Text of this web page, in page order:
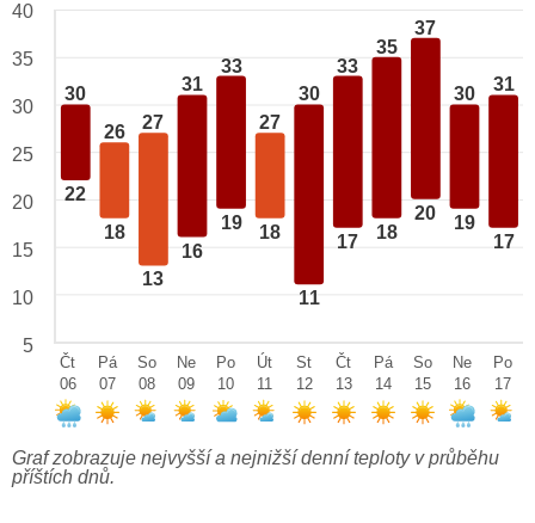
30
22
26
18
27
13
31
16
33
19
27
18
30
11
33
17
35
18
37
20
30
19
31
17
40
35
30
25
20
15
10
5
Čt
06
Pá
07
So
08
Ne
09
Po
10
Út
11
St
12
Čt
13
Pá
14
So
15
Ne
16
Po
17
Graf zobrazuje nejvyšší a nejnižší denní teploty v průběhu
příštích dnů.